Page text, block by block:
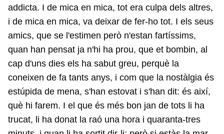
addicta. I de mica en mica, tot era culpa dels altres,
i de mica en mica, va deixar de fer-ho tot. I els seus
amics, que se l'estimen però n'estan fartíssims,
quan han pensat ja n'hi ha prou, que et bombin, al
cap d'uns dies els ha sabut greu, perquè la
coneixen de fa tants anys, i com que la nostàlgia és
estúpida de mena, s'han estovat i s'han dit: és així,
què hi farem. I el que és més bon jan de tots li ha
trucat, li ha donat la raó una hora i quaranta-tres